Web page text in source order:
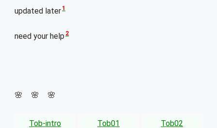
updated later 1
need your help 2
🌸 🌸 🌸
Tob-intro Tob01 Tob02